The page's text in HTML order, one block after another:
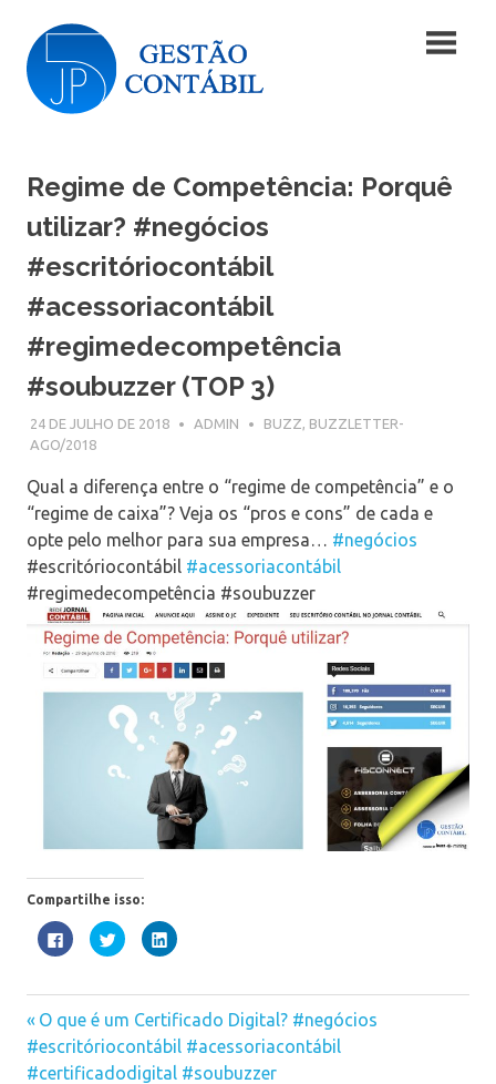
content
Gestão
Gestão
Contábil
Regime de Competência: Porquê
utilizar? #negócios
#escritóriocontábil
#acessoriacontábil
#regimedecompetência
#soubuzzer (TOP 3)
24 DE JULHO DE 2018 ADMIN BUZZ, BUZZLETTER-
AGO/2018
Qual a diferença entre o “regime de competência” e o
“regime de caixa”? Veja os “pros e cons” de cada e
opte pelo melhor para sua empresa… #negócios
#escritóriocontábil #acessoriacontábil
#regimedecompetência #soubuzzer
Compartilhe isso:
Clique
para
compartilhar
em
nova
janela)
Clique
para
compartilhar
em
nova
janela)
Clique
para
em
nova
janela)
regime de
competência
Navegação
de
Previous
Post:
O que é um Certificado Digital? #negócios
#escritóriocontábil #acessoriacontábil
#certificadodigital #soubuzzer